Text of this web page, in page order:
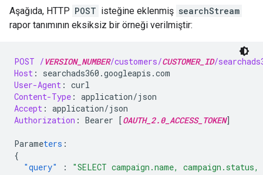
Aşağıda, HTTP POST isteğine eklenmiş searchStream
rapor tanımının eksiksiz bir örneği verilmiştir:
POST /VERSION_NUMBER/customers/CUSTOMER_ID/
Host :
searchads360.googleapis.com
User-Agent : curl
Content-Type : application/json
Accept : application/json
Authorization : Bearer [OAUTH_2.0_ACCESS_TOKEN]
Parameters :
{
"query"
:
"SELECT campaign.name,